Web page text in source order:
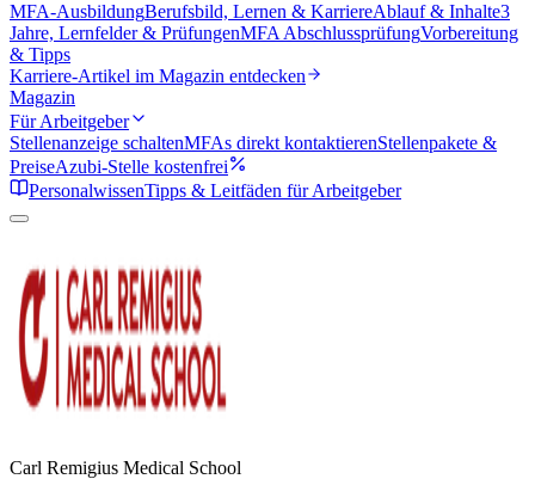
MFA-AusbildungBerufsbild, Lernen & KarriereAblauf & Inhalte3
Jahre, Lernfelder & PrüfungenMFA AbschlussprüfungVorbereitung
& Tipps
Karriere-Artikel im Magazin entdecken
Magazin
Für Arbeitgeber
Stellenanzeige schaltenMFAs direkt kontaktierenStellenpakete &
PreiseAzubi-Stelle kostenfrei
PersonalwissenTipps & Leitfäden für Arbeitgeber
Carl Remigius Medical School